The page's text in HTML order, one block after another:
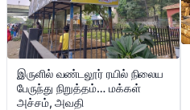
இருளில் வண்டலூர் ரயில் நிலைய
பேருந்து நிறுத்தம்… மக்கள்
அச்சம், அவதி